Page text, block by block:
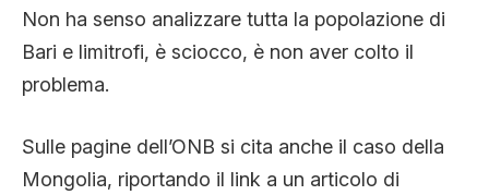
Non ha senso analizzare tutta la popolazione di
Bari e limitrofi, è sciocco, è non aver colto il
problema.
Sulle pagine dell’ONB si cita anche il caso della
Mongolia, riportando il link a un articolo di